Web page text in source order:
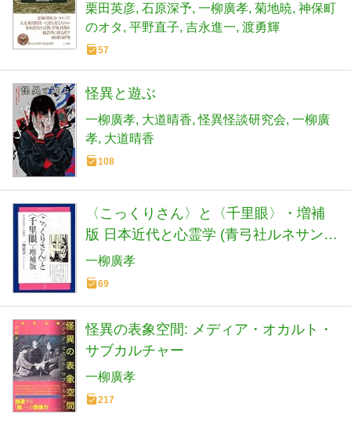
栗田英彦 石原深予 一柳廣孝 菊地暁 神保町
のオタ 平野直子 吉永進一 渡勇輝
57
怪異と遊ぶ
一柳廣孝 大道晴香 怪異怪談研究会 一柳廣
孝 大道晴香
108
〈こっくりさん〉と〈千里眼〉・増補
版 日本近代と心霊学 (青弓社ルネサンス
7)
一柳廣孝
69
怪異の表象空間: メディア・オカルト・
サブカルチャー
一柳廣孝
217